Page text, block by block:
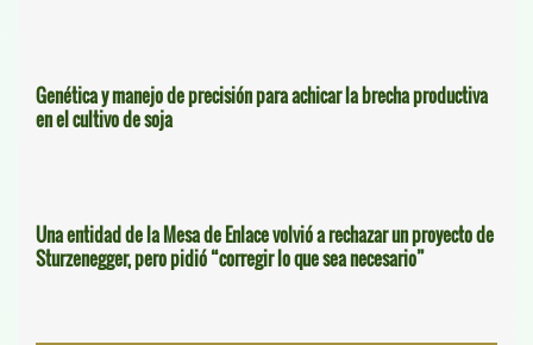
Genética y manejo de precisión para achicar la brecha productiva
en el cultivo de soja
Una entidad de la Mesa de Enlace volvió a rechazar un proyecto de
Sturzenegger, pero pidió “corregir lo que sea necesario”